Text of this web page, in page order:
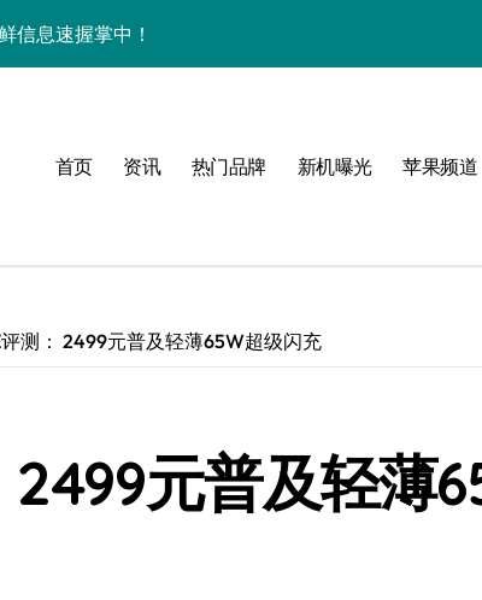
信息速握掌中！
实用功能！
机掌控新视界！
技巧大放送！
实用管家功能抢先体验！
亮点全揭秘，速来围观！
重塑手机新体验！
首页 资讯 热门品牌 新机曝光 苹果频道
评测： 2499元普及轻薄65W超级闪充
2499元普及轻薄